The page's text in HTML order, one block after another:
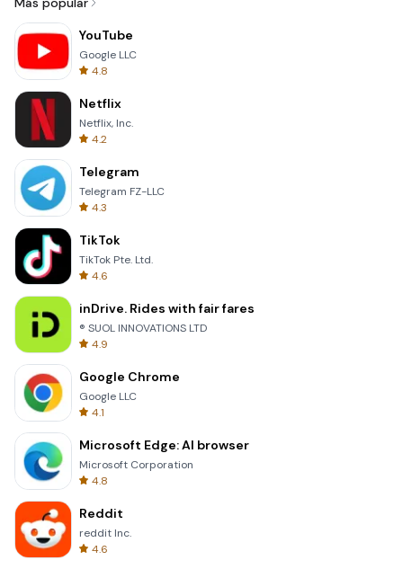
YouTube
Google LLC
4.8
Netflix
Netflix, Inc.
4.2
Telegram
Telegram FZ-LLC
4.3
TikTok
TikTok Pte. Ltd.
4.6
inDrive. Rides with fair fares
® SUOL INNOVATIONS LTD
4.9
Google Chrome
Google LLC
4.1
Microsoft Edge: AI browser
Microsoft Corporation
4.8
Reddit
reddit Inc.
4.6